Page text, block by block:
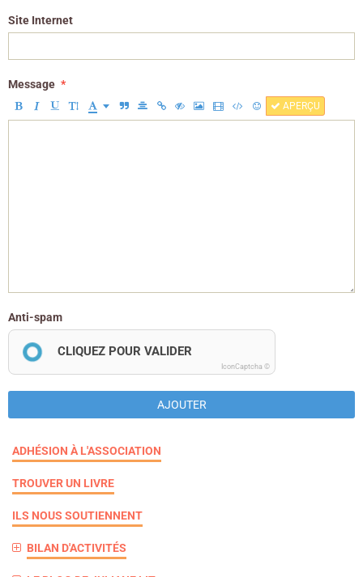
Site Internet
Message
APERÇU
Anti-spam
CLIQUEZ POUR VALIDER
IconCaptcha ©
AJOUTER
ADHÉSION À L'ASSOCIATION
TROUVER UN LIVRE
ILS NOUS SOUTIENNENT
BILAN D'ACTIVITÉS